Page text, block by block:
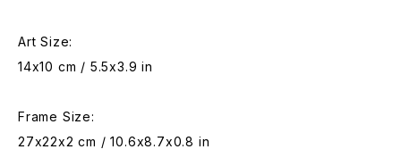
Art Size:
14x10 cm / 5.5x3.9 in
Frame Size:
27x22x2 cm / 10.6x8.7x0.8 in